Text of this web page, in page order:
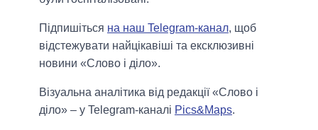
Підпишіться на наш Telegram-канал, щоб
відстежувати найцікавіші та ексклюзивні
новини «Слово і діло».
Візуальна аналітика від редакції «Слово і
діло» – у Telegram-каналі Pics&Maps.